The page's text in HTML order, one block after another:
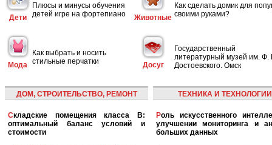
Дети
Плюсы и минусы обучения
детей игре на фортепиано
Животные
Как сделать домик для
своими руками?
Мода
Как выбрать и носить
стильные перчатки
Досуг
Государственный
литературный музей им. Ф.
Достоевского. Омск
ДОМ, СТРОИТЕЛЬСТВО, РЕМОНТ
Складские помещения класса B:
оптимальный баланс условий и
стоимости
ТЕХНИКА И ТЕХНОЛОГИИ
Роль искусственного интеллекта в
улучшении мониторинга и
больших данных